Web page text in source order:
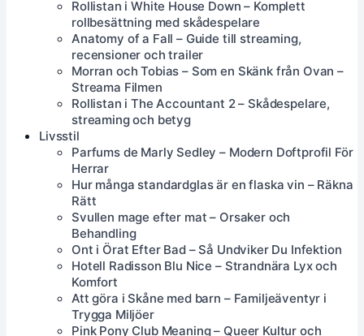
Rollistan i White House Down – Komplett
rollbesättning med skådespelare
Anatomy of a Fall – Guide till streaming,
recensioner och trailer
Morran och Tobias – Som en Skänk från Ovan –
Streama Filmen
Rollistan i The Accountant 2 – Skådespelare,
streaming och betyg
Livsstil
Parfums de Marly Sedley – Modern Doftprofil För
Herrar
Hur många standardglas är en flaska vin – Räkna
Rätt
Svullen mage efter mat – Orsaker och
Behandling
Ont i Örat Efter Bad – Så Undviker Du Infektion
Hotell Radisson Blu Nice – Strandnära Lyx och
Komfort
Att göra i Skåne med barn – Familjeäventyr i
Trygga Miljöer
Pink Pony Club Meaning – Queer Kultur och